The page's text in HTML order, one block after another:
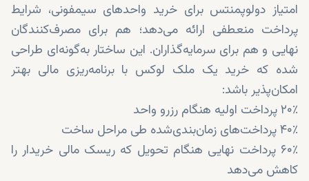
امتیاز دولوپمنتس برای خرید واحدهای سیمفونی، شرایط
پرداخت منعطفی ارائه می‌دهد؛ هم برای مصرف‌کنندگان
نهایی و هم برای سرمایه‌گذاران. این ساختار به‌گونه‌ای طراحی
شده که خرید یک ملک لوکس با برنامه‌ریزی مالی بهتر
امکان‌پذیر باشد:
۲۰٪ پرداخت اولیه هنگام رزرو واحد
۴۰٪ پرداخت‌های زمان‌بندی‌شده طی مراحل ساخت
۶۰٪ پرداخت نهایی هنگام تحویل که ریسک مالی خریدار را
کاهش می‌دهد